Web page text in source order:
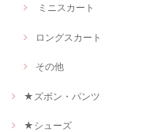
ミニスカート
ロングスカート
その他
★ズボン・パンツ
★シューズ